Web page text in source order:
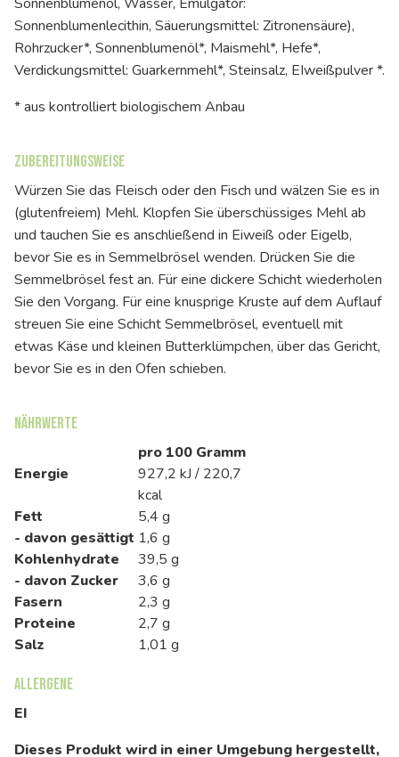
Sonnenblumenlecithin, Säuerungsmittel: Zitronensäure),
Rohrzucker*, Sonnenblumenöl*, Maismehl*, Hefe*,
Verdickungsmittel: Guarkernmehl*, Steinsalz, EIweißpulver *.
* aus kontrolliert biologischem Anbau
Zubereitungsweise
Würzen Sie das Fleisch oder den Fisch und wälzen Sie es in
(glutenfreiem) Mehl. Klopfen Sie überschüssiges Mehl ab
und tauchen Sie es anschließend in Eiweiß oder Eigelb,
bevor Sie es in Semmelbrösel wenden. Drücken Sie die
Semmelbrösel fest an. Für eine dickere Schicht wiederholen
Sie den Vorgang. Für eine knusprige Kruste auf dem Auflauf
streuen Sie eine Schicht Semmelbrösel, eventuell mit
etwas Käse und kleinen Butterklümpchen, über das Gericht,
bevor Sie es in den Ofen schieben.
Nährwerte
pro 100 Gramm
Energie
927,2 kJ / 220,7
kcal
Fett
5,4 g
- davon gesättigt 1,6 g
Kohlenhydrate
39,5 g
- davon Zucker
3,6 g
Fasern
2,3 g
Proteine
2,7 g
Salz
1,01 g
Allergene
EI
Dieses Produkt wird in einer Umgebung hergestellt,